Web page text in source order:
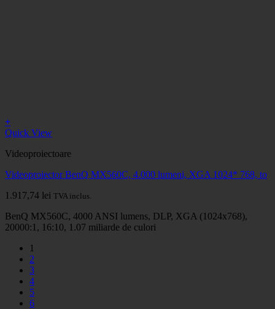
+
Quick View
Videoproiectoare
Videoproiector BenQ MX560C, 4.000 lumeni, XGA 1024* 768, to
1.917,74 lei TVA inclus.
BenQ MX560C, 4000 ANSI lumens, DLP, XGA (1024x768),
20000:1, 16:10, 1.07 miliarde de culori
1
2
3
4
5
6